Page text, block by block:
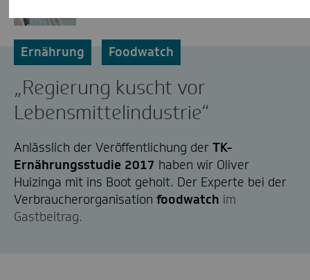
Ernährung Foodwatch
„Regierung kuscht vor
Lebensmittelindustrie“
Anlässlich der Veröffentlichung der TK-
Ernährungsstudie 2017 haben wir Oliver
Huizinga mit ins Boot geholt. Der Experte bei der
Verbraucherorganisation foodwatch im
Gastbeitrag.